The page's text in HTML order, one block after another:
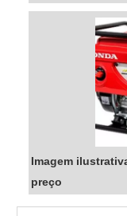
Imagem
preço